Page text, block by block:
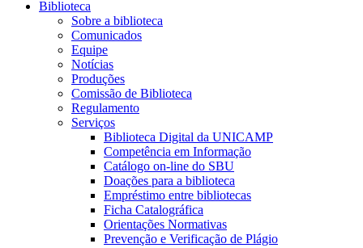
Biblioteca
Sobre a biblioteca
Comunicados
Equipe
Notícias
Produções
Comissão de Biblioteca
Regulamento
Serviços
Biblioteca Digital da UNICAMP
Competência em Informação
Catálogo on-line do SBU
Doações para a biblioteca
Empréstimo entre bibliotecas
Ficha Catalográfica
Orientações Normativas
Prevenção e Verificação de Plágio